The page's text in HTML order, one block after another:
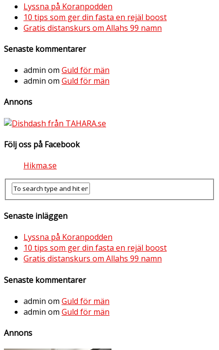
Lyssna på Koranpodden
10 tips som ger din fasta en rejäl boost
Gratis distanskurs om Allahs 99 namn
Senaste kommentarer
admin om Guld för män
admin om Guld för män
Annons
Följ oss på Facebook
Hikma.se
Senaste inläggen
Lyssna på Koranpodden
10 tips som ger din fasta en rejäl boost
Gratis distanskurs om Allahs 99 namn
Senaste kommentarer
admin om Guld för män
admin om Guld för män
Annons